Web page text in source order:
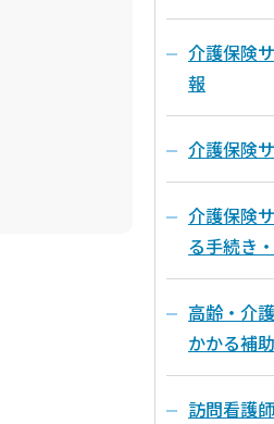
介護保険
報
介護保険
介護保険
る手続き
高齢・介
かかる補
訪問看護